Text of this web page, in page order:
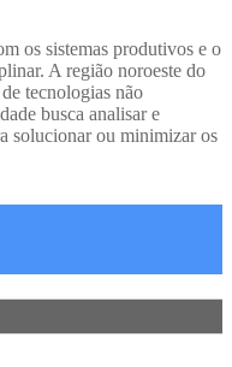
os sistemas produtivos e o
A região noroeste do
tecnologias não
busca analisar e
solucionar ou minimizar os